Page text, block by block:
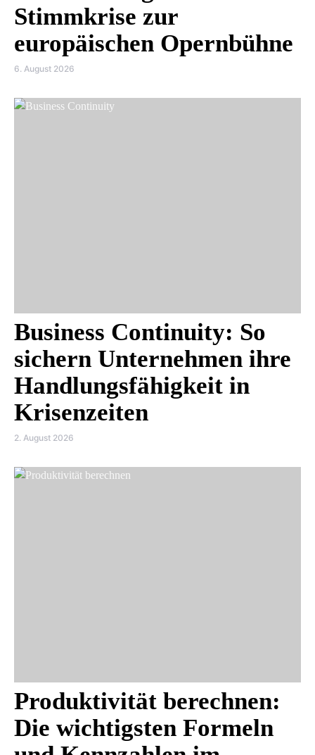
Stimmkrise zur
europäischen Opernbühne
6. August 2026
Business Continuity: So
sichern Unternehmen ihre
Handlungsfähigkeit in
Krisenzeiten
2. August 2026
Produktivität berechnen:
Die wichtigsten Formeln